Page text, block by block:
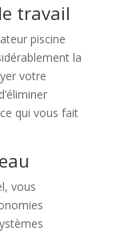
travail
piscine
la
votre
qui vous fait
vous